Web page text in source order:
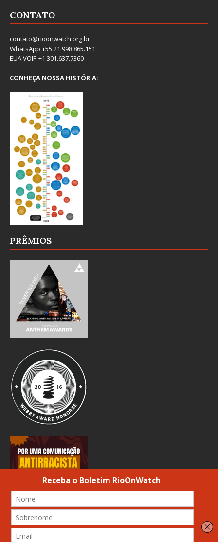
CONTATO
contato@rioonwatch.org.br
WhatsApp +55.21.998.865.151
EUA VOIP +1.301.637.7360
CONHEÇA NOSSA HISTÓRIA:
PRÊMIOS